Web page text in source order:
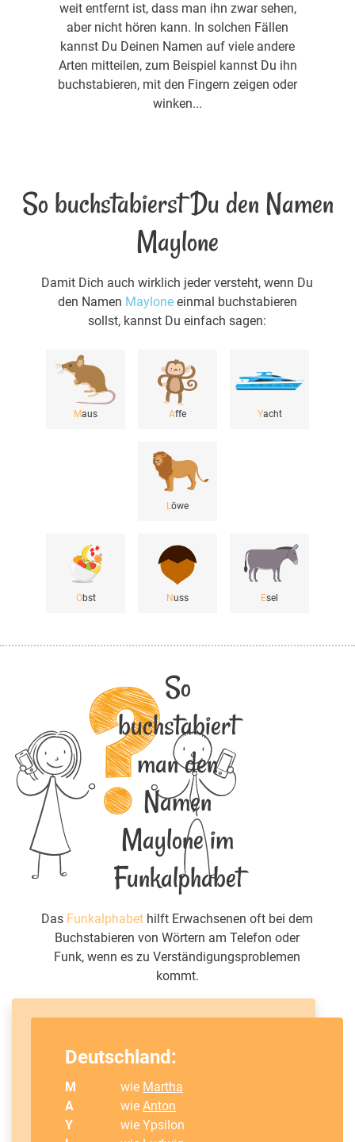
weit entfernt ist, dass man ihn zwar sehen,
aber nicht hören kann. In solchen Fällen
kannst Du Deinen Namen auf viele andere
Arten mitteilen, zum Beispiel kannst Du ihn
buchstabieren, mit den Fingern zeigen oder
winken...
So buchstabierst Du den Namen
Maylone
Damit Dich auch wirklich jeder versteht, wenn Du
den Namen Mayloneeinmal buchstabieren
sollst, kannst Du einfach sagen:
Maus Affe Yacht
L öwe
Obst Nuss Esel
So
buchstabiert
man den
Namen
Maylone im
Funkalphabet
Das Funkalphabet hilft Erwachsenen oft bei dem
Buchstabieren von Wörtern am Telefon oder
Funk, wenn es zu Verständigungsproblemen
kommt.
Deutschland:
M wie Martha
A
wieAnton
Y
wie Ypsilon